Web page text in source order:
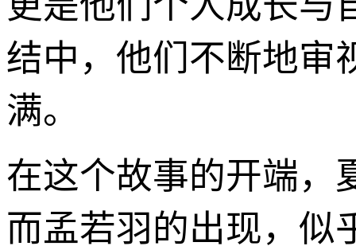
结中，他们不断地审
满。
在这个故事的开端，
而孟若羽的出现，似